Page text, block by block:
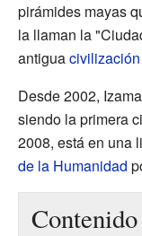
pirámides mayas
la llaman la
antigua
Desde 2002,
siendo la primera
2008, está en una
de la Humanidad
Contenido